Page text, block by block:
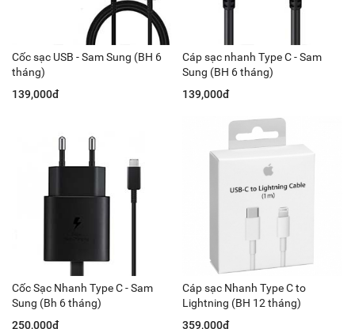
Cốc sạc USB - Sam Sung (BH 6
tháng)
139,000đ
Cáp sạc nhanh Type C - Sam
Sung (BH 6 tháng)
139,000đ
Cốc Sạc Nhanh Type C - Sam
Sung (Bh 6 tháng)
250,000đ
Cáp sạc Nhanh Type C to
Lightning (BH 12 tháng)
359,000đ